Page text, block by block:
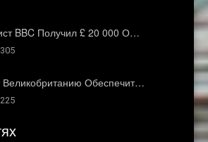
BBC Получил £ 20 000 О…
Великобританию Обеспечит…